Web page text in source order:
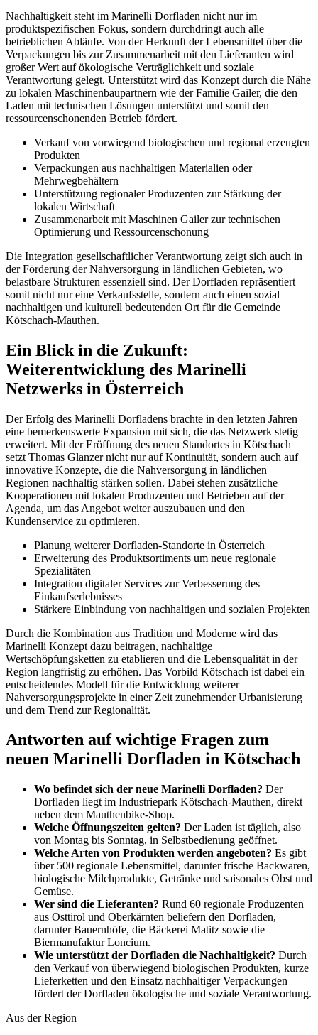
Nachhaltigkeit steht im Marinelli Dorfladen nicht nur im
produktspezifischen Fokus, sondern durchdringt auch alle
betrieblichen Abläufe. Von der Herkunft der Lebensmittel über die
Verpackungen bis zur Zusammenarbeit mit den Lieferanten wird
großer Wert auf ökologische Verträglichkeit und soziale
Verantwortung gelegt. Unterstützt wird das Konzept durch die Nähe
zu lokalen Maschinenbaupartnern wie der Familie Gailer, die den
Laden mit technischen Lösungen unterstützt und somit den
ressourcenschonenden Betrieb fördert.
Verkauf von vorwiegend biologischen und regional erzeugten
Produkten
Verpackungen aus nachhaltigen Materialien oder
Mehrwegbehältern
Unterstützung regionaler Produzenten zur Stärkung der
lokalen Wirtschaft
Zusammenarbeit mit Maschinen Gailer zur technischen
Optimierung und Ressourcenschonung
Die Integration gesellschaftlicher Verantwortung zeigt sich auch in
der Förderung der Nahversorgung in ländlichen Gebieten, wo
belastbare Strukturen essenziell sind. Der Dorfladen repräsentiert
somit nicht nur eine Verkaufsstelle, sondern auch einen sozial
nachhaltigen und kulturell bedeutenden Ort für die Gemeinde
Kötschach-Mauthen.
Ein Blick in die Zukunft:
Weiterentwicklung des Marinelli
Netzwerks in Österreich
Der Erfolg des Marinelli Dorfladens brachte in den letzten Jahren
eine bemerkenswerte Expansion mit sich, die das Netzwerk stetig
erweitert. Mit der Eröffnung des neuen Standortes in Kötschach
setzt Thomas Glanzer nicht nur auf Kontinuität, sondern auch auf
innovative Konzepte, die die Nahversorgung in ländlichen
Regionen nachhaltig stärken sollen. Dabei stehen zusätzliche
Kooperationen mit lokalen Produzenten und Betrieben auf der
Agenda, um das Angebot weiter auszubauen und den
Kundenservice zu optimieren.
Planung weiterer Dorfladen-Standorte in Österreich
Erweiterung des Produktsortiments um neue regionale
Spezialitäten
Integration digitaler Services zur Verbesserung des
Einkaufserlebnisses
Stärkere Einbindung von nachhaltigen und sozialen Projekten
Durch die Kombination aus Tradition und Moderne wird das
Marinelli Konzept dazu beitragen, nachhaltige
Wertschöpfungsketten zu etablieren und die Lebensqualität in der
Region langfristig zu erhöhen. Das Vorbild Kötschach ist dabei ein
entscheidendes Modell für die Entwicklung weiterer
Nahversorgungsprojekte in einer Zeit zunehmender Urbanisierung
und dem Trend zur Regionalität.
Antworten auf wichtige Fragen zum
neuen Marinelli Dorfladen in Kötschach
Wo befindet sich der neue Marinelli Dorfladen? Der
Dorfladen liegt im Industriepark Kötschach-Mauthen, direkt
neben dem Mauthenbike-Shop.
Welche Öffnungszeiten gelten? Der Laden ist täglich, also
von Montag bis Sonntag, in Selbstbedienung geöffnet.
Welche Arten von Produkten werden angeboten? Es gibt
über 500 regionale Lebensmittel, darunter frische Backwaren,
biologische Milchprodukte, Getränke und saisonales Obst und
Gemüse.
Wer sind die Lieferanten? Rund 60 regionale Produzenten
aus Osttirol und Oberkärnten beliefern den Dorfladen,
darunter Bauernhöfe, die Bäckerei Matitz sowie die
Biermanufaktur Loncium.
Wie unterstützt der Dorfladen die Nachhaltigkeit? Durch
den Verkauf von überwiegend biologischen Produkten, kurze
Lieferketten und den Einsatz nachhaltiger Verpackungen
fördert der Dorfladen ökologische und soziale Verantwortung.
Aus der Region